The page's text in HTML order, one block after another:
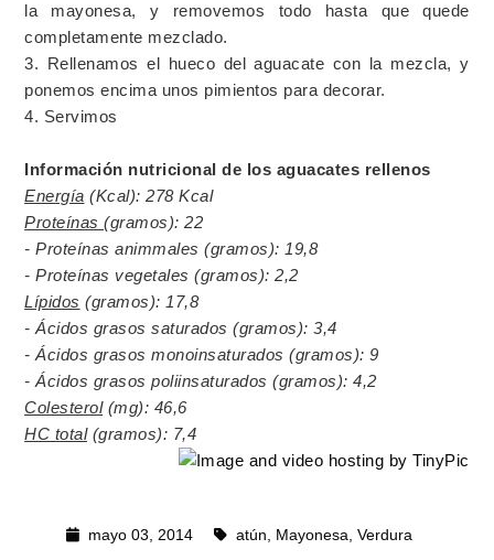
la mayonesa, y removemos todo hasta que quede
completamente mezclado.
3. Rellenamos el hueco del aguacate con la mezcla, y
ponemos encima unos pimientos para decorar.
4. Servimos
Información nutricional de los aguacates rellenos
Energía (Kcal): 278 Kcal
Proteínas(gramos): 22
- Proteínas animmales (gramos): 19,8
- Proteínas vegetales (gramos): 2,2
Lípidos (gramos): 17,8
- Ácidos grasos saturados (gramos): 3,4
- Ácidos grasos monoinsaturados (gramos): 9
- Ácidos grasos poliinsaturados (gramos): 4,2
Colesterol(mg): 46,6
HC total(gramos): 7,4
mayo 03, 2014 atún, Mayonesa, Verdura